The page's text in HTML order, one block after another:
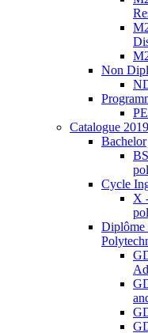
Non
Catalogue
Bachelor
Cycle
X
Diplôme